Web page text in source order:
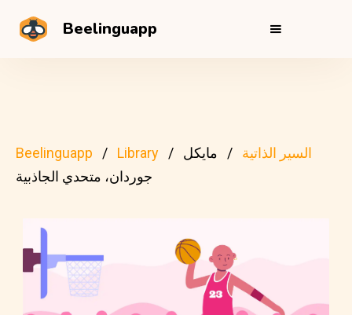
Beelinguapp
Beelinguapp Library السير الذاتية
مايكل
جوردان، متحدي الجاذبية